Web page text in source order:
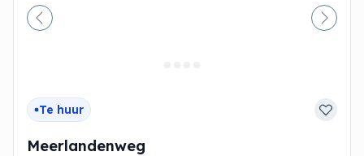
Vorige
Te huur
Meerlandenweg